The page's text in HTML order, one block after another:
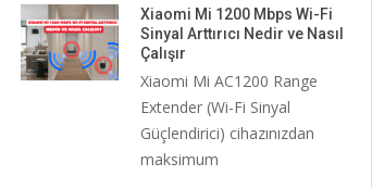
Xiaomi Mi 1200 Mbps Wi-Fi
Sinyal Arttırıcı Nedir ve Nasıl
Çalışır
Xiaomi Mi AC1200 Range
Extender (Wi-Fi Sinyal
Güçlendirici) cihazınızdan
maksimum